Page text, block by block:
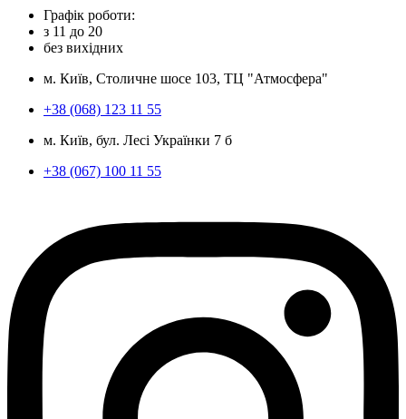
Графік роботи:
з 11 до 20
без вихідних
м. Київ, Столичне шосе 103, ТЦ "Атмосфера"
+38 (068) 123 11 55
м. Київ, бул. Лесі Українки 7 б
+38 (067) 100 11 55